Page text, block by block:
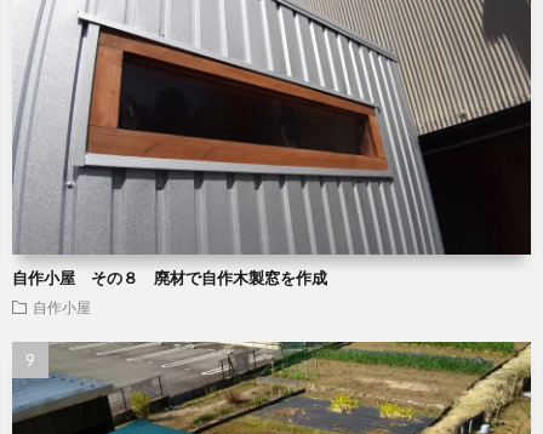
自作小屋 その８ 廃材で自作木製窓を作成
自作小屋